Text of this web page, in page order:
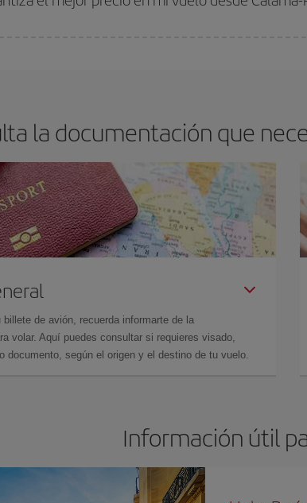
la documentación que
de avión, recuerda informarte de la
volar. Aquí puedes consultar si requieres visado,
documento, según el origen y el destino de tu vuelo.
Información útil